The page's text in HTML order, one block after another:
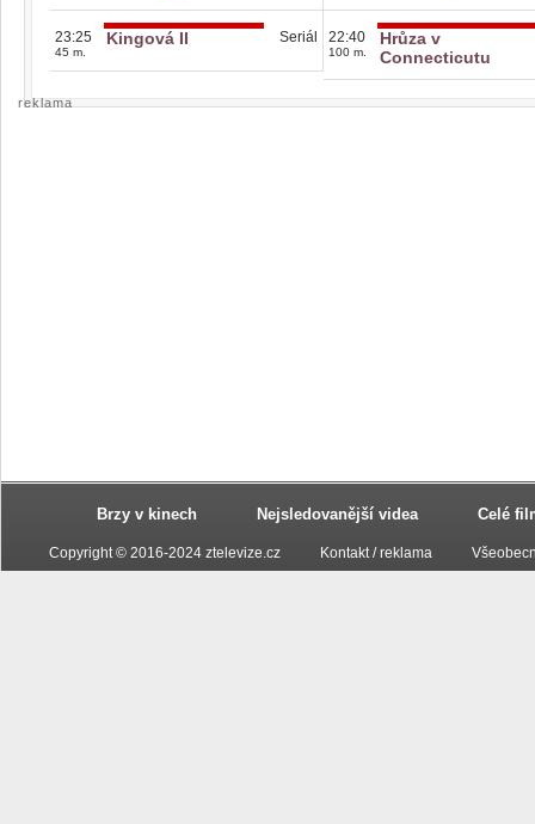
23:25
45 m.
Kingová II Seriál 22:40
100 m.
Hrůza v
Connecticutu
reklama
Brzy v kinech Nejsledovanější videa Celé
Copyright © 2016-2024 ztelevize.cz Kontakt / reklama